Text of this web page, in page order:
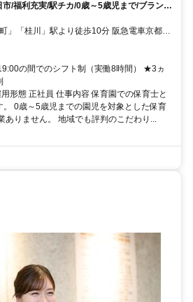
/福利充実/駅チカ/0歳～5歳児まで/ブランク
」「桂川」駅より徒歩10分 阪急電車京都線
の間でのシフト制（実働8時間） ★3ヵ
形態 正社員 仕事内容 保育園での保育士と
。 0歳～5歳児までの園児を対象とした保育
ありません。 地域でも評判のこだわり...